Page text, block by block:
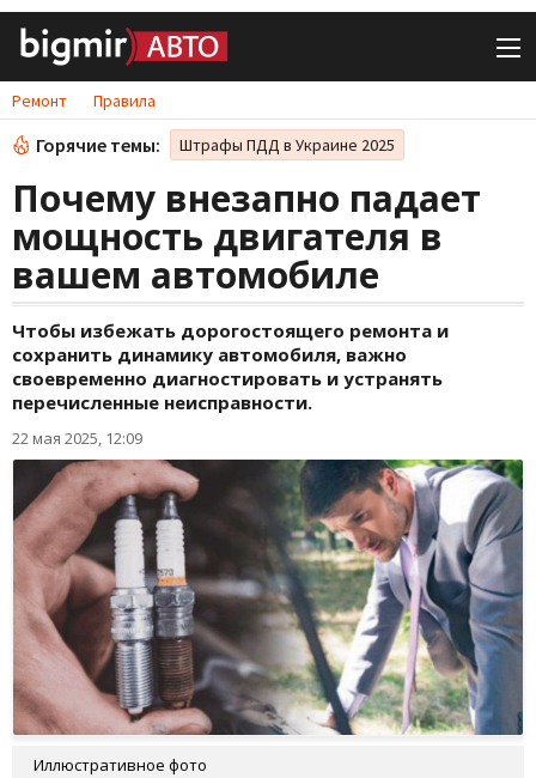
Ремонт Правила
Горячие темы: Штрафы ПДД в Украине 2025
Почему внезапно падает
мощность двигателя в
вашем автомобиле
Чтобы избежать дорогостоящего ремонта и
сохранить динамику автомобиля, важно
своевременно диагностировать и устранять
перечисленные неисправности.
22 мая 2025, 12:09
Иллюстративное фото